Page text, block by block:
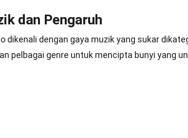
dan Pengaruh
dikenali dengan gaya muzik yang sukar
pelbagai genre untuk mencipta bunyi yang